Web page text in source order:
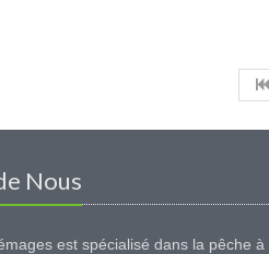
Nous
est spécialisé dans la pêche à